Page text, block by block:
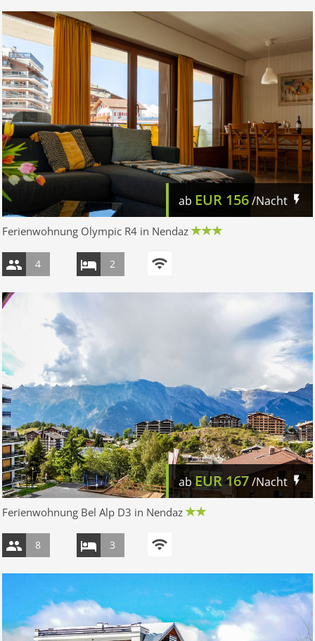
ab EUR 156/Nacht
Ferienwohnung Olympic R4 in Nendaz
4 2
abEUR167/Nacht
Ferienwohnung Bel Alp D3 in Nendaz
8 3